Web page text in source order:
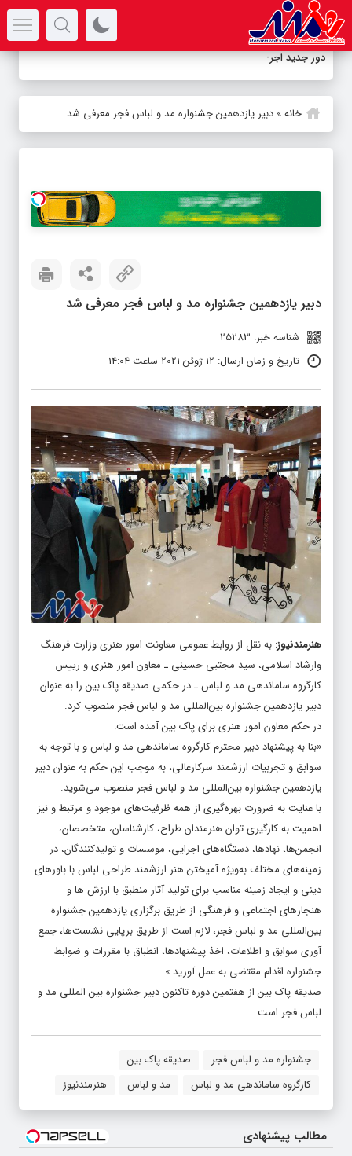
دور جدید اجراهای ن-
خانه» دبیر یازدهمین جشنواره مد و لباس فجر معرفی شد
دبیر یازدهمین جشنواره مد و لباس فجر معرفی شد
شناسه خبر: 25283
تاریخ و زمان ارسال: 12 ژوئن 2021 ساعت 14:04
هنرمندنیوز: به نقل از روابط عمومی معاونت امور هنری وزارت فرهنگ
وارشاد اسلامی، سید مجتبی حسینی ـ معاون امور هنری و رییس
کارگروه ساماندهی مد و لباس ـ در حکمی صدیقه پاک بین را به عنوان
دبیر یازدهمین جشنواره بین‌المللی مد و لباس فجر منصوب کرد.
در حکم معاون امور هنری برای پاک بین آمده است:
«بنا به پیشنهاد دبیر محترم کارگروه ساماندهی مد و لباس و با توجه به
سوابق و تجربیات ارزشمند سرکارعالی، به موجب این حکم به عنوان دبیر
یازدهمین جشنواره بین‌المللی مد و لباس فجر منصوب می‌شوید.
با عنایت به ضرورت بهره‌گیری از همه ظرفیت‌های موجود و مرتبط و نیز
اهمیت به کارگیری توان هنرمندان طراح، کارشناسان، متخصصان،
انجمن‌ها، نهادها، دستگاه‌های اجرایی، موسسات و تولیدکنندگان، در
زمینه‌های مختلف به‌ویژه آمیختن هنر ارزشمند طراحی لباس با باورهای
دینی و ایجاد زمینه مناسب برای تولید آثار منطبق با ارزش ها و
هنجارهای اجتماعی و فرهنگی از طریق برگزاری یازدهمین جشنواره
بین‌المللی مد و لباس فجر، لازم است از طریق برپایی نشست‌ها، جمع
آوری سوابق و اطلاعات، اخذ پیشنهادها، انطباق با مقررات و ضوابط
جشنواره اقدام مقتضی به عمل آورید.»
صدیقه پاک بین از هفتمین دوره تاکنون دبیر جشنواره بین المللی مد و
لباس فجر است.
جشنواره مد و لباس فجر
صدیقه پاک بین
کارگروه ساماندهی مد و لباس
مد و لباس هنرمندنیوز
مطالب پیشنهادی